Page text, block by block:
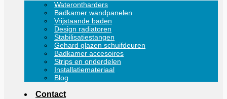
Waterontharders
Badkamer wandpanelen
Vrijstaande baden
Design radiatoren
Stabilisatiestangen
Gehard glazen schuifdeuren
Badkamer accesoires
Strips en onderdelen
Installatiemateriaal
Blog
Contact